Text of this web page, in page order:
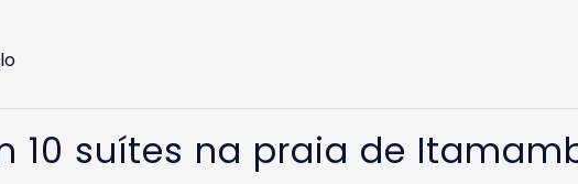
10 suítes na praia de